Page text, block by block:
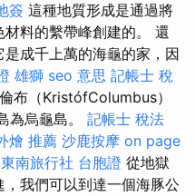
簽 這種地質形成是通過將
料的繫帶峰創建的。 還
成千上萬的海龜的家，因
雄獅 seo 意思 記帳士 稅
布（KristófColumbus）
為烏龜島。 記帳士 稅法
燴 推薦 沙鹿按摩 on page
東南旅行社 台胞證 從地獄
我們可以到達一個海豚公